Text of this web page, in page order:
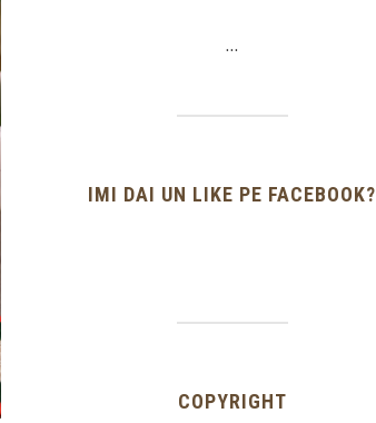
…
IMI DAI UN LIKE PE FACEBOOK?
COPYRIGHT